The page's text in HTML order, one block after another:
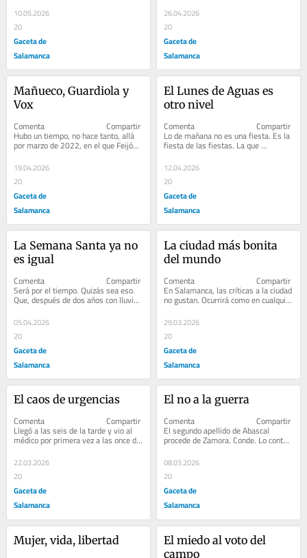
10.05.2026
20
Gaceta de
Salamanca
26.04.2026
20
Gaceta de
Salamanca
Mañueco, Guardiola y
Vox
Comenta                              Compartir
Hubo un tiempo, no hace tanto, allá
por marzo de 2022, en el que Feijóo
dejó fuera de su...
19.04.2026
20
Gaceta de
Salamanca
El Lunes de Aguas es
otro nivel
Comenta                              Compartir
Lo de mañana no es una fiesta. Es la
fiesta de las fiestas. La que
celebramos todos. La que...
12.04.2026
20
Gaceta de
Salamanca
La Semana Santa ya no
es igual
Comenta                              Compartir
Será por el tiempo. Quizás sea eso.
Que, después de dos años con lluvia,
vino el sol y...
05.04.2026
20
Gaceta de
Salamanca
La ciudad más bonita
del mundo
Comenta                              Compartir
En Salamanca, las críticas a la ciudad
no gustan. Ocurrirá como en cualquier
otra, pero...
29.03.2026
20
Gaceta de
Salamanca
El caos de urgencias
Comenta                              Compartir
Llegó a las seis de la tarde y vio al
médico por primera vez a las once de
la noche. Ella,...
22.03.2026
20
Gaceta de
Salamanca
El no a la guerra
Comenta                              Compartir
El segundo apellido de Abascal
procede de Zamora. Conde. Lo contó
en Toro. Y de eso, vino a...
08.03.2026
20
Gaceta de
Salamanca
Mujer, vida, libertad
El miedo al voto del
campo